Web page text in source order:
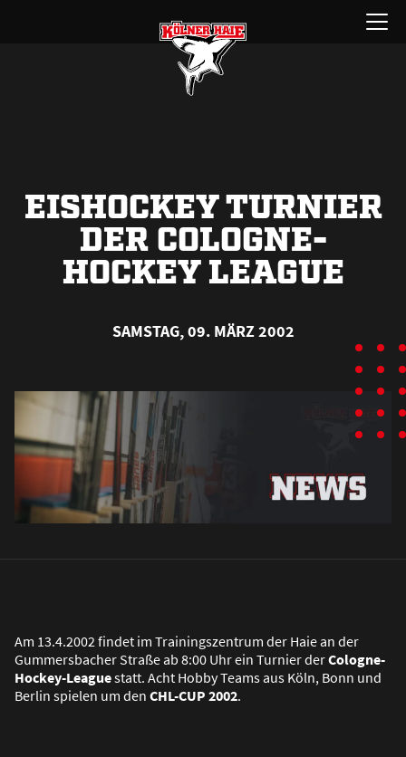
Menü
öffnen
EISHOCKEY TURNIER
DER COLOGNE-
HOCKEY LEAGUE
SAMSTAG, 09. MÄRZ 2002
Am 13.4.2002 findet im Trainingszentrum der Haie an der
Gummersbacher Straße ab 8:00 Uhr ein Turnier derCologne-
Hockey-Leaguestatt. Acht Hobby Teams aus Köln, Bonn und
Berlin spielen um den CHL-CUP 2002.